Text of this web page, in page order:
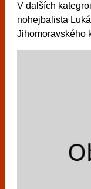
V dalších
nohejbalista
Jihomoravského
návštěvníky, tak